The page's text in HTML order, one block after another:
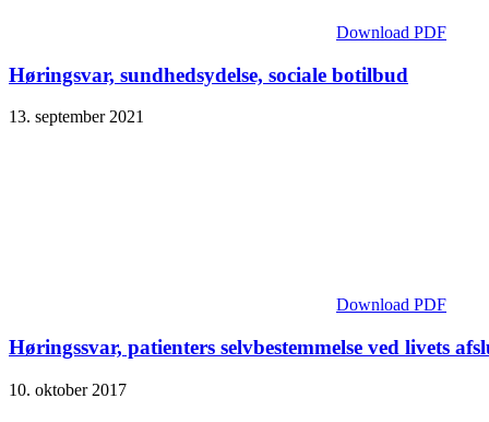
Download PDF
Høringsvar, sundhedsydelse, sociale botilbud
13. september 2021
Download PDF
Høringssvar, patienters selvbestemmelse ved livets
10. oktober 2017